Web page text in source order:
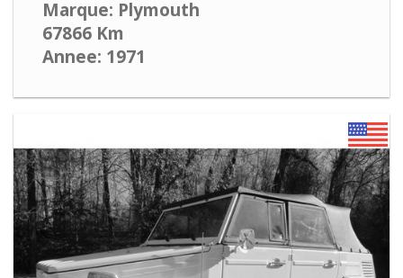
Marque: Plymouth
67866 Km
Annee: 1971